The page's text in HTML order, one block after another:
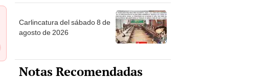
Carlincatura del sábado 8 de
agosto de 2026
Notas Recomendadas